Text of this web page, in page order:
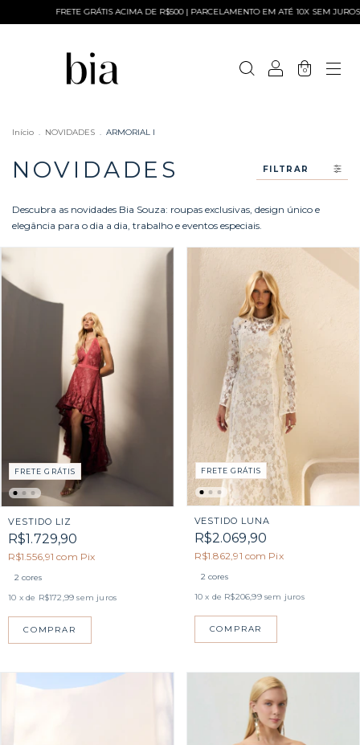
GRÁTIS ACIMA DE R$500 | PARCELAMENTO EM ATÉ 10X SEM JUROS FRETE
0
Início . NOVIDADES . ARMORIAL I
NOVIDADES FILTRAR
Descubra as novidades Bia Souza: roupas exclusivas, design único e
elegância para o dia a dia, trabalho e eventos especiais.
FRETE GRÁTIS
VESTIDO LIZ
R$1.729,90
R$1.556,91com Pix
2 cores
10 x de R$172,99 sem juros
COMPRAR
FRETE GRÁTIS
VESTIDO LUNA
R$2.069,90
R$1.862,91 com Pix
2 cores
10 x de R$206,99 sem juros
COMPRAR